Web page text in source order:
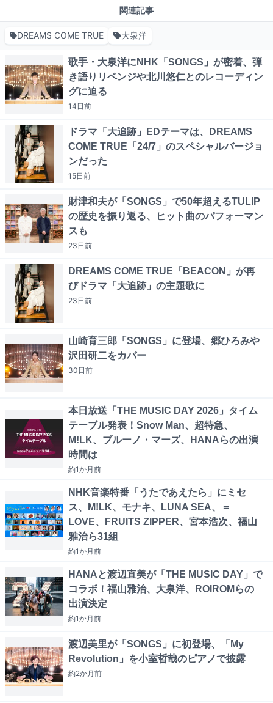
関連記事
DREAMS COME TRUE 大泉洋
歌手・大泉洋にNHK「SONGS」が密着、弾
き語りリベンジや北川悠仁とのレコーディン
グに迫る
14日前
ドラマ「大追跡」EDテーマは、DREAMS
COME TRUE「24/7」のスペシャルバージョ
ンだった
15日前
財津和夫が「SONGS」で50年超えるTULIP
の歴史を振り返る、ヒット曲のパフォーマン
スも
23日前
DREAMS COME TRUE「BEACON」が再
びドラマ「大追跡」の主題歌に
23日前
山崎育三郎「SONGS」に登場、郷ひろみや
沢田研二をカバー
30日前
本日放送「THE MUSIC DAY 2026」タイム
テーブル発表！Snow Man、超特急、
M!LK、ブルーノ・マーズ、HANAらの出演
時間は
約1か月前
NHK音楽特番「うたであえたら」にミセ
ス、M!LK、モナキ、LUNA SEA、＝
LOVE、FRUITS ZIPPER、宮本浩次、福山
雅治ら31組
約1か月前
HANAと渡辺直美が「THE MUSIC DAY」で
コラボ！福山雅治、大泉洋、ROIROMらの
出演決定
約1か月前
渡辺美里が「SONGS」に初登場、「My
Revolution」を小室哲哉のピアノで披露
約2か月前